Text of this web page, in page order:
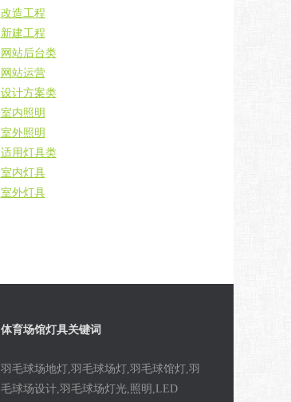
改造工程
新建工程
网站后台类
网站运营
设计方案类
室内照明
室外照明
适用灯具类
室内灯具
室外灯具
体育场馆灯具关键词
羽毛球场地灯,羽毛球场灯,羽毛球馆灯,羽
毛球场设计,羽毛球场灯光,照明,LED